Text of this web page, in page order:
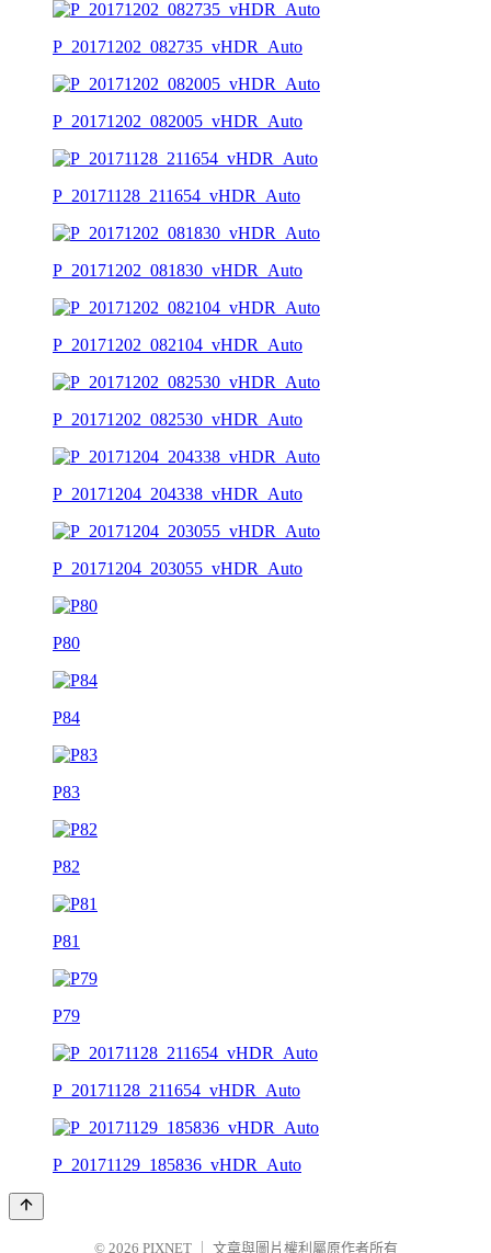
P_20171202_082735_vHDR_Auto
P_20171202_082005_vHDR_Auto
P_20171128_211654_vHDR_Auto
P_20171202_081830_vHDR_Auto
P_20171202_082104_vHDR_Auto
P_20171202_082530_vHDR_Auto
P_20171204_204338_vHDR_Auto
P_20171204_203055_vHDR_Auto
P80
P84
P83
P82
P81
P79
P_20171128_211654_vHDR_Auto
P_20171129_185836_vHDR_Auto
© 2026 PIXNET 文章與圖片權利屬原作者所有